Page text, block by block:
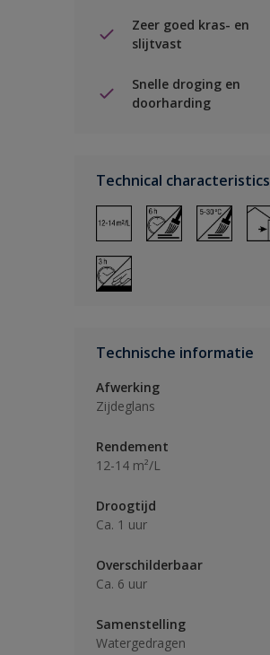
Zeer goed kras- en
slijtvast
Snelle droging en
doorharding
Technical characteristics
Technische informatie
Afwerking
Zijdeglans
Rendement
12-14 m²/L
Droogtijd
Ca. 1 uur
Overschilderbaar
Ca. 6 uur
Samenstelling
Watergedragen